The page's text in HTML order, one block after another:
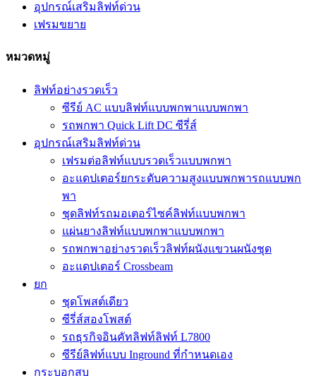
อุปกรณ์เสริมลิฟท์ด่วน
เฟรมขยาย
หมวดหมู่
ลิฟท์อย่างรวดเร็ว
ซีรีย์ AC แบบลิฟท์แบบพกพาแบบพกพา
รถพกพา Quick Lift DC ซีรี่ส์
อุปกรณ์เสริมลิฟท์ด่วน
เฟรมต่อลิฟท์แบบรวดเร็วแบบพกพา
อะแดปเตอร์ยกระดับความสูงแบบพกพารถแบบพก
พา
ชุดลิฟท์รถมอเตอร์ไซค์ลิฟท์แบบพกพา
แผ่นยางลิฟท์แบบพกพาแบบพกพา
รถพกพาอย่างรวดเร็วลิฟท์ผนังแขวนผนังชุด
อะแดปเตอร์ Crossbeam
ยก
ชุดโพสต์เดียว
ซีรี่ส์สองโพสต์
รถธุรกิจอินคัทลิฟท์ลิฟท์ L7800
ซีรีย์ลิฟท์แบบ Inground ที่กำหนดเอง
กระบอกสูบ